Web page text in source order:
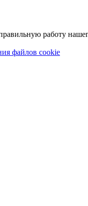
работу
файлов cookie